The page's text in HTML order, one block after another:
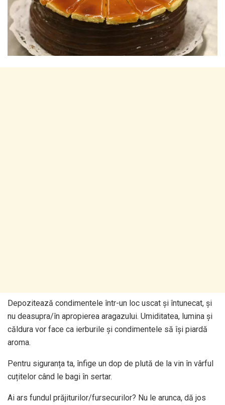
Depozitează condimentele într-un loc uscat și întunecat, și
nu deasupra/în apropierea aragazului. Umiditatea, lumina și
căldura vor face ca ierburile și condimentele să își piardă
aroma.
Pentru siguranța ta, înfige un dop de plută de la vin în vârful
cuțitelor când le bagi în sertar.
Ai ars fundul prăjiturilor/fursecurilor? Nu le arunca, dă jos